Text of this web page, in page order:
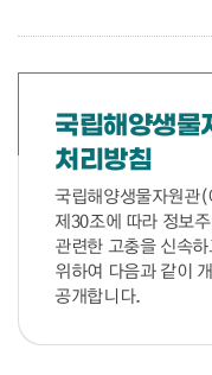
국립해양생물
처리방침
국립해양생물자원관
제30조에 따라 정보
관련한 고충을 신속
위하여 다음과 같이
공개합니다.